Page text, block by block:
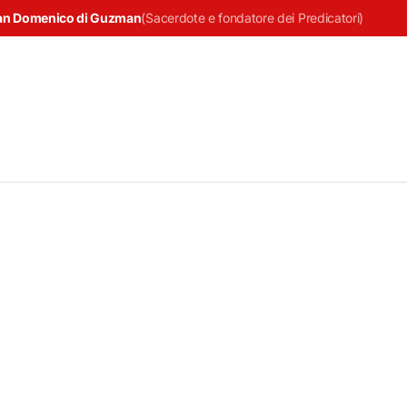
Domenico di Guzman(Sacerdote e fondatore dei Predicatori)